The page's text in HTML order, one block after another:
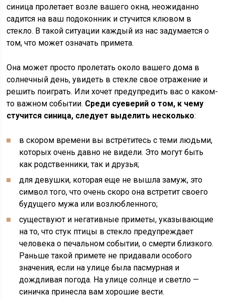
синица пролетает возле вашего окна, неожиданно
садится на ваш подоконник и стучится клювом в
стекло. В такой ситуации каждый из нас задумается о
том, что может означать примета.
Она может просто пролетать около вашего дома в
солнечный день, увидеть в стекле свое отражение и
решить поиграть. Или хочет предупредить вас о каком-
то важном событии. Среди суеверий о том, к чему
стучится синица, следует выделить несколько:
в скором времени вы встретитесь с теми людьми,
которых очень давно не видели. Это могут быть
как родственники, так и друзья;
для девушки, которая еще не вышла замуж, это
символ того, что очень скоро она встретит своего
будущего мужа или возлюбленного;
существуют и негативные приметы, указывающие
на то, что стук птицы в стекло предупреждает
человека о печальном событии, о смерти близкого.
Раньше такой примете не придавали особого
значения, если на улице была пасмурная и
дождливая погода. На улице солнце и светло —
синичка принесла вам хорошие вести.